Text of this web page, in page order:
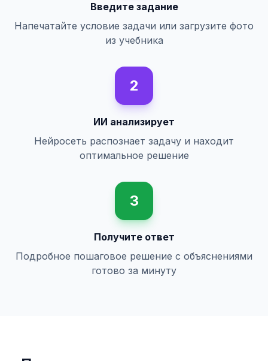
Введите задание
Напечатайте условие задачи или загрузите фото
из учебника
2
ИИ анализирует
Нейросеть распознает задачу и находит
оптимальное решение
3
Получите ответ
Подробное пошаговое решение с объяснениями
готово за минуту